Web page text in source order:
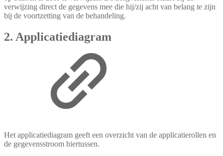
verwijzing direct de gegevens mee die hij/zij acht van belang te zijn
bij de voortzetting van de behandeling.
2. Applicatiediagram
Het applicatiediagram geeft een overzicht van de applicatierollen en
de gegevensstroom hiertussen.